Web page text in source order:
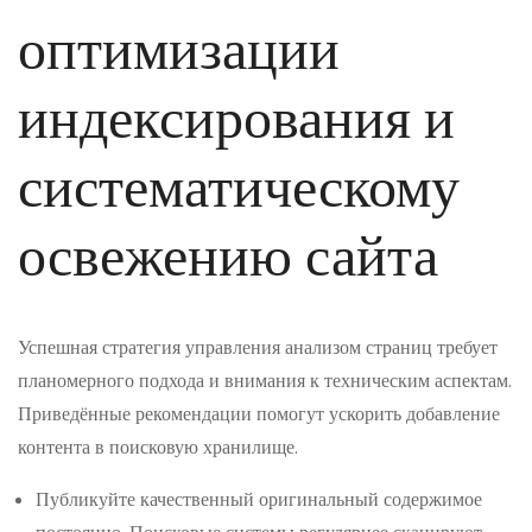
оптимизации
индексирования и
систематическому
освежению сайта
Успешная стратегия управления анализом страниц требует
планомерного подхода и внимания к техническим аспектам.
Приведённые рекомендации помогут ускорить добавление
контента в поисковую хранилище.
Публикуйте качественный оригинальный содержимое